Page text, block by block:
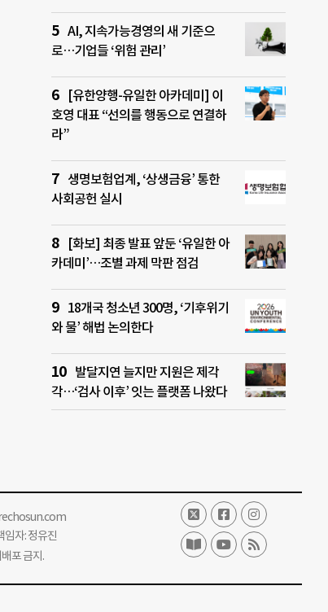
AI, 지속가능경영의 새 기준으
로…기업들 ‘위험 관리’
[유한양행-유일한 아카데미] 이
호영 대표 “선의를 행동으로 연결하
라”
생명보험업계, ‘상생금융’ 통한
사회공헌 실시
[화보] 최종 발표 앞둔 ‘유일한 아
카데미’…조별 과제 막판 점검
18개국 청소년 300명, ‘기후위기
와 물’ 해법 논의한다
발달지연 늘지만 지원은 제각
각…‘검사 이후’ 잇는 플랫폼 나왔다
자: 정유진
포 금지.